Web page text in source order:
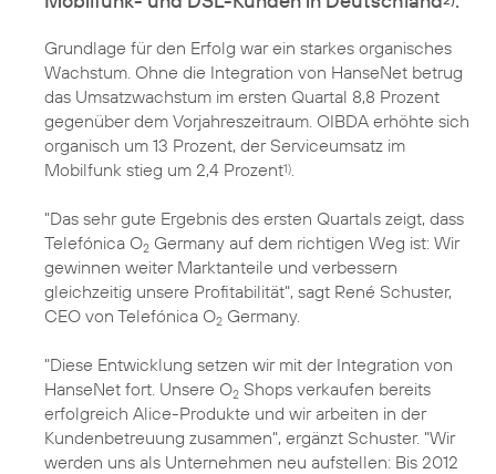
Grundlage für den Erfolg war ein starkes organisches
Wachstum. Ohne die Integration von HanseNet betrug
das Umsatzwachstum im ersten Quartal 8,8 Prozent
gegenüber dem Vorjahreszeitraum. OIBDA erhöhte sich
organisch um 13 Prozent, der Serviceumsatz im
Mobilfunk stieg um 2,4 Prozent1).
"Das sehr gute Ergebnis des ersten Quartals zeigt, dass
Telefónica O2 Germany auf dem richtigen Weg ist: Wir
gewinnen weiter Marktanteile und verbessern
gleichzeitig unsere Profitabilität", sagt René Schuster,
CEO von Telefónica O2 Germany.
"Diese Entwicklung setzen wir mit der Integration von
HanseNet fort. Unsere O2 Shops verkaufen bereits
erfolgreich Alice-Produkte und wir arbeiten in der
Kundenbetreuung zusammen", ergänzt Schuster. "Wir
werden uns als Unternehmen neu aufstellen: Bis 2012